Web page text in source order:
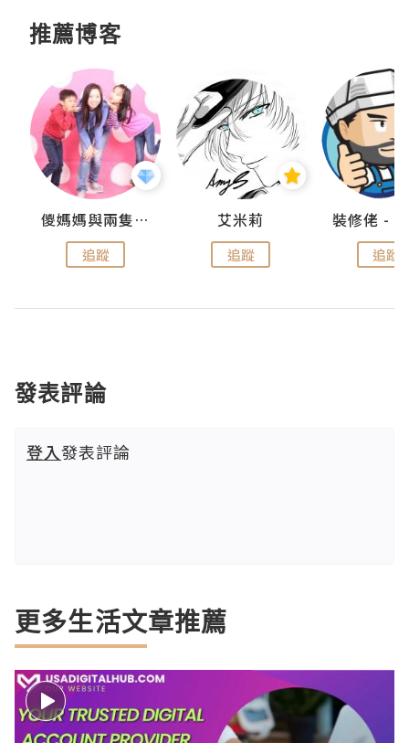
推薦博客
儍媽媽與兩隻小魔怪之家
追蹤
艾米莉
追蹤 追蹤
發表評論
登入發表評論
更多生活文章推薦